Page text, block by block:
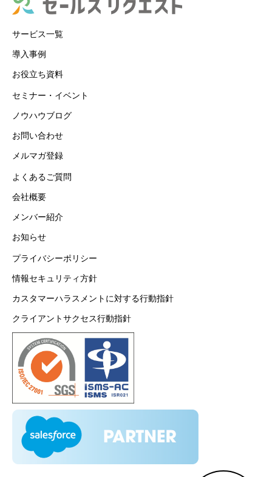
サービス一覧
導入事例
お役立ち資料
セミナー・イベント
ノウハウブログ
お問い合わせ
メルマガ登録
よくあるご質問
会社概要
メンバー紹介
お知らせ
プライバシーポリシー
情報セキュリティ方針
カスタマーハラスメントに対する行動指針
クライアントサクセス行動指針